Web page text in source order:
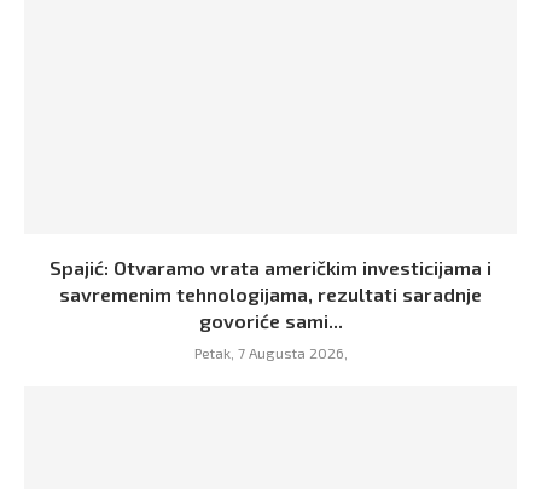
Spajić: Otvaramo vrata američkim investicijama i
savremenim tehnologijama, rezultati saradnje
govoriće sami...
Petak, 7 Augusta 2026,